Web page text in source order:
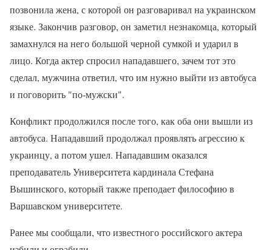
позвонила жена, с которой он разговаривал на украинском
языке. Закончив разговор, он заметил незнакомца, который
замахнулся на него большой черной сумкой и ударил в
лицо. Когда актер спросил нападавшего, зачем тот это
сделал, мужчина ответил, что им нужно выйти из автобуса
и поговорить "по-мужски".
Конфликт продолжился после того, как оба они вышли из
автобуса. Нападавший продолжал проявлять агрессию к
украинцу, а потом ушел. Нападавшим оказался
преподаватель Университета кардинала Стефана
Вышинского, который также преподает философию в
Варшавском университете.
Ранее мы сообщали, что известного российского актера